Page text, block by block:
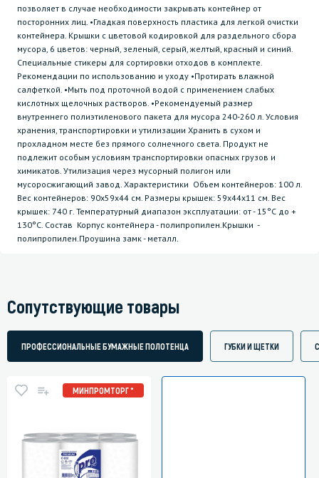
позволяет в случае необходимости закрывать контейнер от
посторонних лиц. •Гладкая поверхность пластика для легкой очистки
контейнера. Крышки с цветовой кодировкой для раздельного сбора
мусора, 6 цветов: черный, зеленый, серый, желтый, красный и синий.
Специальные стикеры для сортировки отходов в комплекте.
Рекомендации по использованию и уходу •Протирать влажной
салфеткой. •Мыть под проточной водой с применением слабых
кислотных щелочных растворов. •Рекомендуемый размер
внутреннего полиэтиленового пакета для мусора 240-260 л. Условия
хранения, транспортировки и утилизации Хранить в сухом и
прохладном месте без прямого солнечного света. Продукт не
подлежит особым условиям транспортировки опасных грузов и
химикатов. Утилизация через мусорный полигон или
мусоросжигающий завод. Характеристики Объем контейнеров: 100 л.
Вес контейнеров: 90х59х44 см. Размеры крышек: 59х44х11 см. Вес
крышек: 740 г. Температурный диапазон эксплуатации: от - 15°C до +
130°C. Состав Корпус контейнера - полипропилен.Крышки -
полипропилен.Проушина замк - металл.
Сопутствующие товары
ПРОФЕССИОНАЛЬНЫЕ БУМАЖНЫЕ ПОЛОТЕНЦА ГУБКИ И ЩЕТКИ
МИНПРОМТОРГ *